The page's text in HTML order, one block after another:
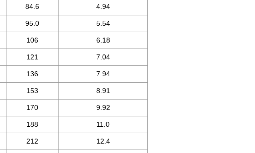
84.6 4.94
95.0 5.54
106 6.18
121 7.04
136 7.94
153 8.91
170 9.92
188 11.0
212 12.4